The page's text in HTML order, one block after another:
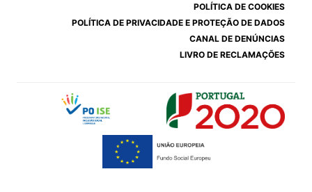
POLÍTICA DE COOKIES
POLÍTICA DE PRIVACIDADE E PROTEÇÃO DE DADOS
CANAL DE DENÚNCIAS
LIVRO DE RECLAMAÇÕES